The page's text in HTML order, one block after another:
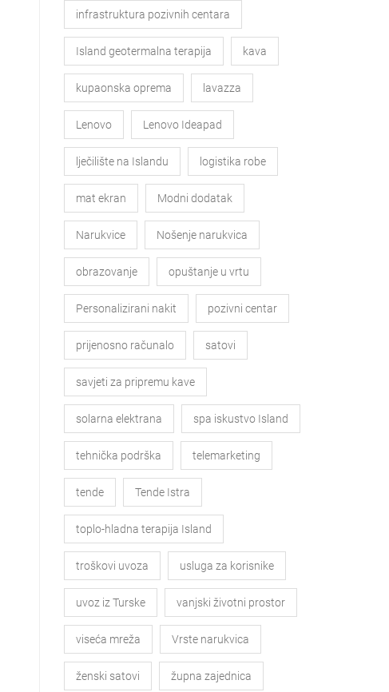
infrastruktura pozivnih centara
Island geotermalna terapija kava
kupaonska oprema lavazza
Lenovo Lenovo Ideapad
lječilište na Islandu logistika robe
mat ekran Modni dodatak
Narukvice Nošenje narukvica
obrazovanje opuštanje u vrtu
Personalizirani nakit pozivni centar
prijenosno računalo satovi
savjeti za pripremu kave
solarna elektrana spa iskustvo Island
tehnička podrška telemarketing
tende Tende Istra
toplo-hladna terapija Island
troškovi uvoza usluga za korisnike
uvoz iz Turske vanjski životni prostor
viseća mreža Vrste narukvica
ženski satovi župna zajednica